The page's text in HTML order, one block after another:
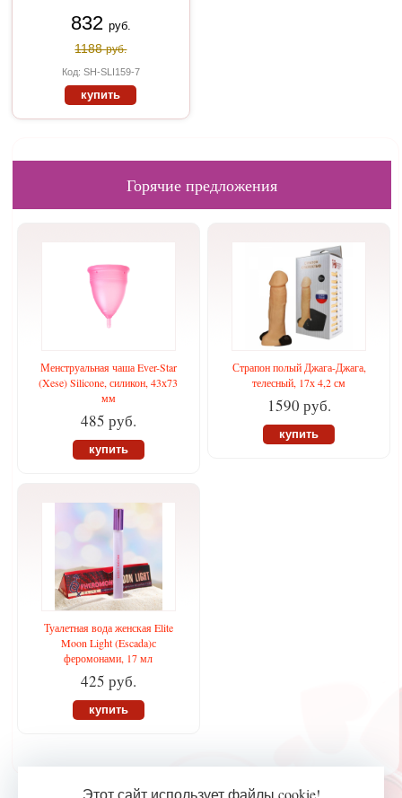
832 руб.
1188руб.
Код: SH-SLI159-7
купить
Горячие предложения
Менструальная чаша Ever-Star
(Xese) Silicone, силикон, 43х73
мм
485 руб.
купить
Страпон полый Джага-Джага,
телесный, 17х 4,2 см
1590 руб.
купить
Туалетная вода женская Elite
Moon Light (Escada)с
феромонами, 17 мл
425 руб.
купить
Этот сайт использует файлы cookie!